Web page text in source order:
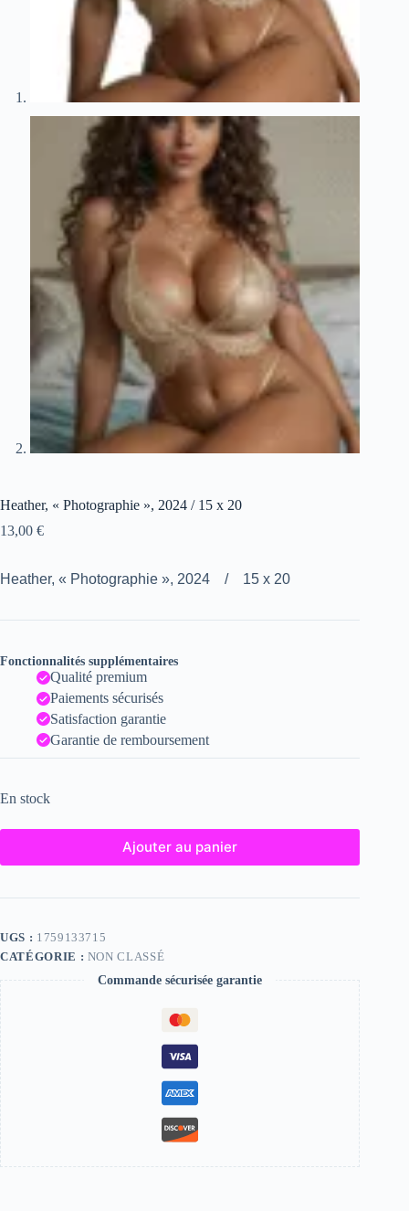
Heather, « Photographie », 2024 / 15 x 20
13,00 €
Heather, « Photographie », 2024 / 15 x 20
Fonctionnalités supplémentaires
Qualité premium
Paiements sécurisés
Satisfaction garantie
Garantie de remboursement
En stock
Ajouter au panier
UGS : 1759133715
CATÉGORIE : NON CLASSÉ
Commande sécurisée garantie